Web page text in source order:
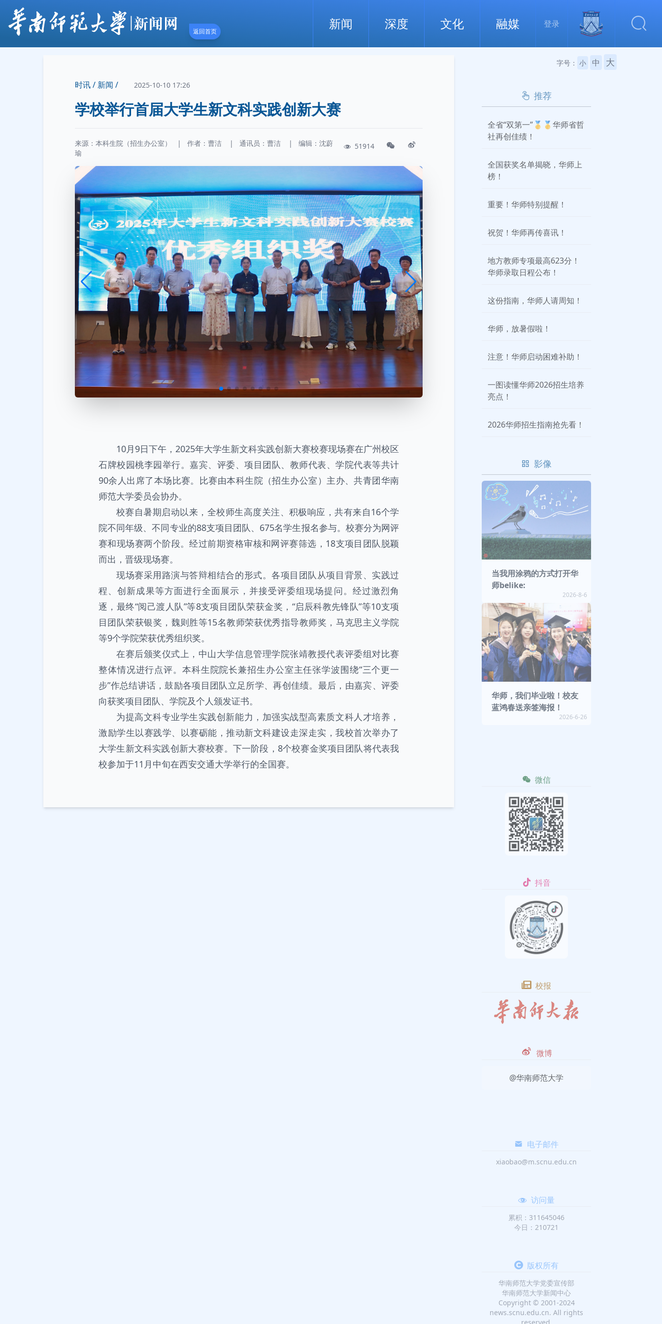
返回首页 新闻 深度 文化 融媒 登录
时讯 / 新闻 / 2025-10-10 17:26
学校举行首届大学生新文科实践创新大赛
来源：本科生院（招生办公室） | 作者： 曹洁 | 通讯员： 曹洁 |
编辑：沈蔚
瑜
51914
10月9日下午，2025年大学生新文科实践创新大赛校赛现场赛在广州校区
石牌校园桃李园举行。嘉宾、评委、项目团队、教师代表、学院代表等共计
90余人出席了本场比赛。比赛由本科生院（招生办公室）主办、共青团华南
师范大学委员会协办。
校赛自暑期启动以来，全校师生高度关注、积极响应，共有来自16个学
院不同年级、不同专业的88支项目团队、675名学生报名参与。校赛分为网评
赛和现场赛两个阶段。经过前期资格审核和网评赛筛选，18支项目团队脱颖
而出，晋级现场赛。
现场赛采用路演与答辩相结合的形式。各项目团队从项目背景、实践过
程、创新成果等方面进行全面展示，并接受评委组现场提问。经过激烈角
逐，最终“阅己渡人队”等8支项目团队荣获金奖，“启辰科教先锋队”等10支项
目团队荣获银奖，魏则胜等15名教师荣获优秀指导教师奖，马克思主义学院
等9个学院荣获优秀组织奖。
在赛后颁奖仪式上，中山大学信息管理学院张靖教授代表评委组对比赛
整体情况进行点评。本科生院院长兼招生办公室主任张学波围绕“三个更一
步”作总结讲话，鼓励各项目团队立足所学、再创佳绩。最后，由嘉宾、评委
向获奖项目团队、学院及个人颁发证书。
为提高文科专业学生实践创新能力，加强实战型高素质文科人才培养，
激励学生以赛践学、以赛砺能，推动新文科建设走深走实，我校首次举办了
大学生新文科实践创新大赛校赛。下一阶段，8个校赛金奖项目团队将代表我
校参加于11月中旬在西安交通大学举行的全国赛。
字号： 小 中 大
推荐
全省“双第一”🥇🥇华师省哲
社再创佳绩！
全国获奖名单揭晓，华师上
榜！
重要！华师特别提醒！
祝贺！华师再传喜讯！
地方教师专项最高623分！
华师录取日程公布！
这份指南，华师人请周知！
华师，放暑假啦！
注意！华师启动困难补助！
一图读懂华师2026招生培养
亮点！
2026华师招生指南抢先看！
影像
当我用涂鸦的方式打开华
师belike:
2026-8-6
华师，我们毕业啦！校友
蓝鸿春送亲签海报！
2026-6-26
微信
抖音
校报
微博
@华南师范大学
电子邮件
xiaobao@m.scnu.edu.cn
访问量
累积：311645046
今日：210721
版权所有
华南师范大学党委宣传部
华南师范大学新闻中心
Copyright © 2001-2024
news.scnu.edu.cn. All rights